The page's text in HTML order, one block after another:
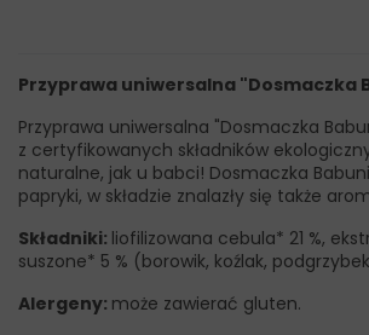
Przyprawa uniwersalna "Dosmaczka
Przyprawa uniwersalna "Dosmaczka
z certyfikowanych składników
naturalne, jak u babci! Dosmaczka
papryki, w składzie znalazły się także
Składniki: liofilizowana cebula* 21 %,
suszone* 5 % (borowik, koźlak,
Alergeny: może zawierać gluten.